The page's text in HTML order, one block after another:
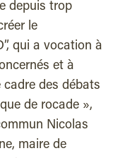
depuis trop
le
qui a vocation à
et à
cadre des débats
de rocade »,
Nicolas
maire de